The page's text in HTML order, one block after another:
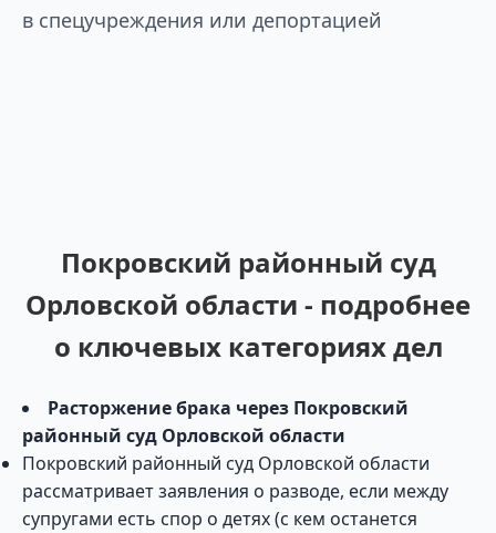
в спецучреждения или депортацией
Покровский районный суд
Орловской области - подробнее
о ключевых категориях дел
Расторжение брака через Покровский
районный суд Орловской области
Покровский районный суд Орловской области
рассматривает заявления о разводе, если между
супругами есть спор о детях (с кем останется